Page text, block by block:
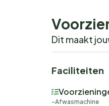
Dit maakt
Faciliteiten
Afwasmachine